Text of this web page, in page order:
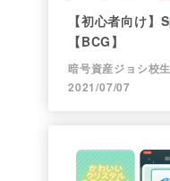
【初心者向け
【BCG】
暗号資産ジョシ校
2021/07/07